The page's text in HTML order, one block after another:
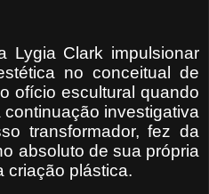
Lygia Clark impulsionar
no conceitual de
ofício escultural quando
investigativa
transformador, fez da
absoluto de sua própria
criação plástica.